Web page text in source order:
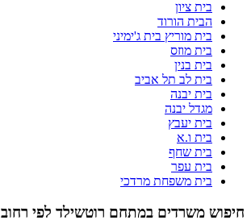
בית ציון
הבית הורוד
בית מוריץ בית ג'ימיני
בית מוזס
בית בנין
בית לב תל אביב
בית יבנה
מגדל יבנה
בית יעבץ
בית ו.א
בית שחף
בית עפר
בית משפחת מרדכי
חיפוש משרדים במתחם רוטשילד לפי רחוב